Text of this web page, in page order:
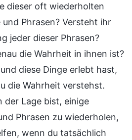
dieser oft wiederholten
Phrasen? Versteht ihr
jeder dieser Phrasen?
die Wahrheit in ihnen ist?
diese Dinge erlebt hast,
die Wahrheit verstehst.
der Lage bist, einige
Phrasen zu wiederholen,
wenn du tatsächlich